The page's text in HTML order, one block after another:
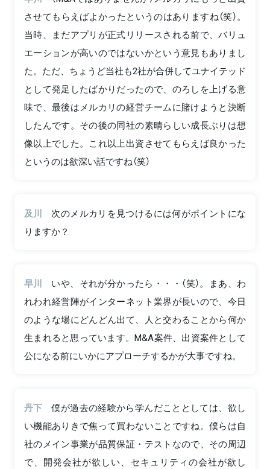
させてもらえばよかったというのはありますね（笑）。
当時、まだアプリが正式リリースされる前で、バリュ
エーションが高いのではないかという意見もありまし
た。ただ、ちょうど当社も2社が合併してユナイテッド
として発足したばかりだったので、のろしを上げる意
味で、最後はメルカリの経営チームに賭けようと決断
したんです。その後の同社の素晴らしい成長ぶりは想
像以上でした。これ以上出資させてもらえば良かった
というのは欲深い話ですね（笑）
及川
次のメルカリを見つけるには何がポイントにな
りますか？
早川
いや、それが分かったら・・・（笑）。まあ、わ
れわれ経営陣がインターネット業界が長いので、今日
のような場にどんどん出て、人と交わることから何か
生まれると思っています。M&A案件、出資案件として
公になる前にいかにアプローチするかが大事ですね。
丹下
僕が過去の経験から学んだこととしては、欲し
い機能ありきで焦って買わないことですね。僕らは自
社のメイン事業が品質保証・テストなので、その周辺
で、開発会社が欲しい、セキュリティの会社が欲し